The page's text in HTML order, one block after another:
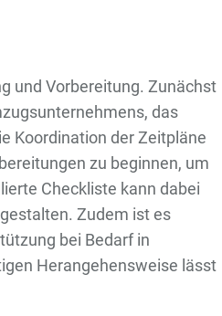
und Vorbereitung. Zunächst
das
Koordination der Zeitpläne
zu beginnen, um
Checkliste kann dabei
Zudem ist es
bei Bedarf in
Herangehensweise lässt